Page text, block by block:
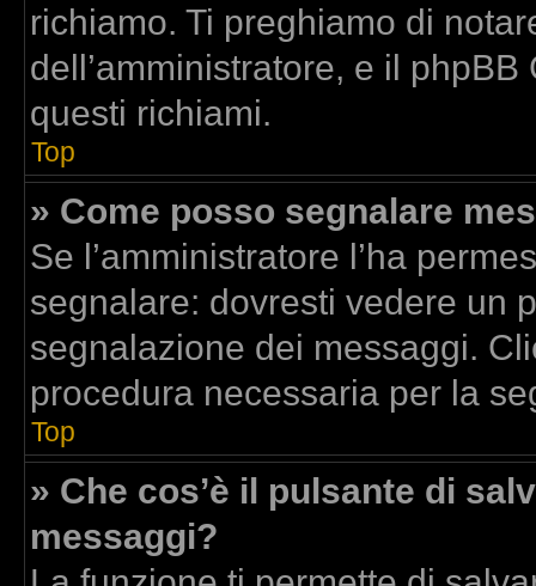
richiamo. Ti preghiamo di
dell’amministratore, e il
questi richiami.
Top
» Come posso segnalare
Se l’amministratore l’ha
segnalare: dovresti vedere un
segnalazione dei messaggi.
procedura necessaria per la
Top
» Che cos’è il pulsante di
messaggi?